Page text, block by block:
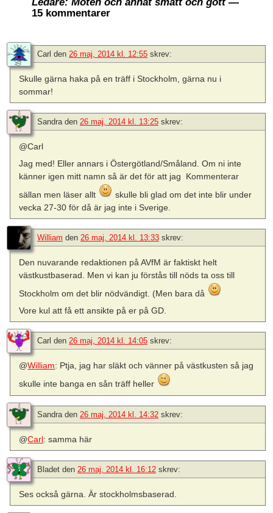
15 kommentarer
Carl den 26 maj, 2014 kl. 12:55 skrev:
Skulle gärna haka på en träff i Stockholm, gärna nu i
sommar!
Sandra den 26 maj, 2014 kl. 13:25 skrev:
@Carl
Jag med! Eller annars i Östergötland/Småland. Om ni inte
känner igen mitt namn så är det för att jag Kommenterar
sällan men läser allt
skulle bli glad om det inte blir under
vecka 27-30 för då är jag inte i Sverige.
William den 26 maj, 2014 kl. 13:33 skrev:
Den nuvarande redaktionen på AVfM är faktiskt helt
västkustbaserad. Men vi kan ju förstås till nöds ta oss till
Stockholm om det blir nödvändigt. (Men bara då
Vore kul att få ett ansikte på er på GD.
Carl den 26 maj, 2014 kl. 14:05 skrev:
@William: Ptja, jag har släkt och vänner på västkusten så jag
skulle inte banga en sån träff heller
Sandra den 26 maj, 2014 kl. 14:32 skrev:
@Carl: samma här
Bladet den 26 maj, 2014 kl. 16:12 skrev:
Ses också gärna. Är stockholmsbaserad.